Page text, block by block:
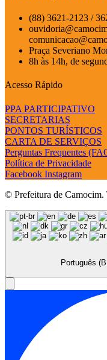
(88) 3621-2123 /
Praça Severiano
8h às 14h, de
Acesso Rápido
PPA PARTICIPATIVO
SECRETARIAS
PONTOS TURÍSTICOS
CARTA DE SERVIÇOS
Perguntas Frequentes
Política de Privacidade
Facebook Instagram
© Prefeitura de Camocim.
Português